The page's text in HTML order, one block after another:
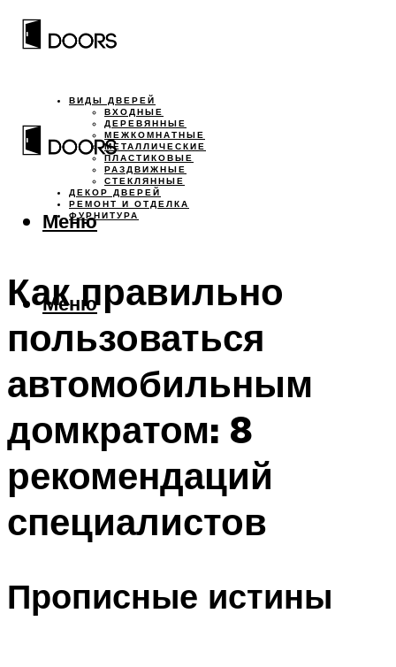
ВИДЫ ДВЕРЕЙ
ВХОДНЫЕ
ДЕРЕВЯННЫЕ
МЕЖКОМНАТНЫЕ
МЕТАЛЛИЧЕСКИЕ
ПЛАСТИКОВЫЕ
РАЗДВИЖНЫЕ
СТЕКЛЯННЫЕ
ДЕКОР ДВЕРЕЙ
РЕМОНТ И ОТДЕЛКА
ФУРНИТУРА
Меню
Меню
Как правильно
пользоваться
автомобильным
домкратом: 8
рекомендаций
специалистов
Прописные истины